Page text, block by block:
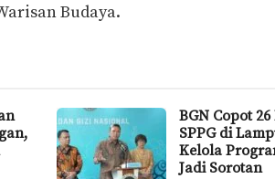
Budaya.
BGN Copot
SPPG di
Kelola
Jadi Sorotan